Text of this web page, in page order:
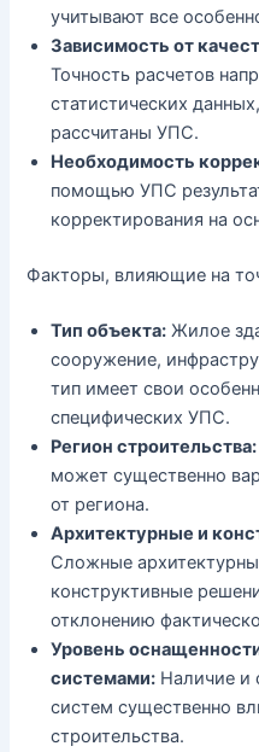
учитывают все
Зависимость от
Точность расчетов
статистических
рассчитаны УПС.
Необходимость
помощью УПС
корректирования на
Факторы, влияющие на
Тип объекта: Жилое
сооружение,
тип имеет свои
специфических УПС.
Регион строительства:
может существенно
от региона.
Архитектурные и
Сложные
конструктивные
отклонению
Уровень
системами: Наличие и
систем существенно
строительства.